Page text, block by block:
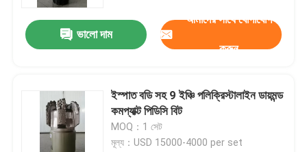
আমাদের সম্পর্কে
ভালো দাম
আমাদের সাথে যোগাযোগ
করুন
ইস্পাত বডি সহ 9 ইঞ্চি পলিক্রিস্টালাইন ডায়মন্ড
কমপ্যাক্ট পিডিসি বিট
MOQ：1 সেট
মূল্য：USD 15000-4000 per set